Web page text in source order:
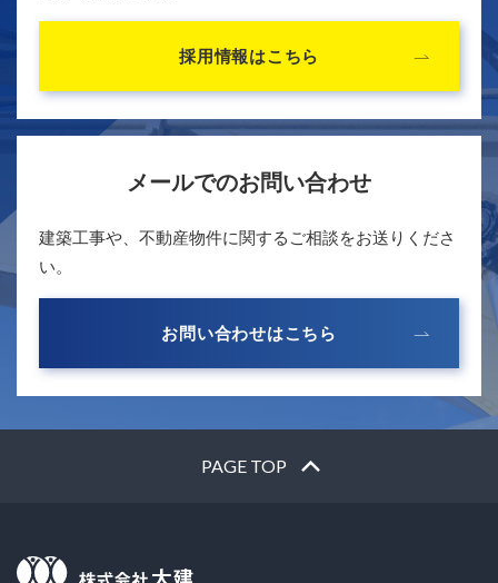
採用情報はこちら
メールでのお問い合わせ
建築工事や、不動産物件に関するご相談をお送りくださ
い。
お問い合わせはこちら
PAGE TOP